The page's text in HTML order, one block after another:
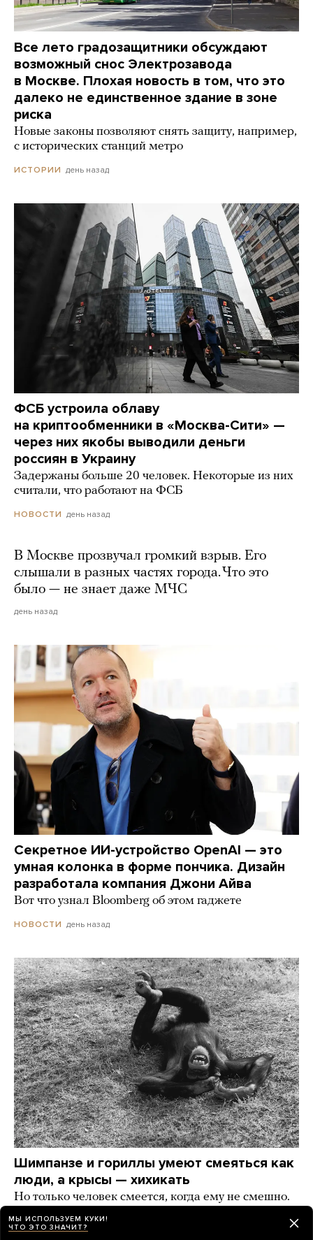
Все лето градозащитники обсуждают
возможный снос Электрозавода
в Москве. Плохая новость в том, что это
далеко не единственное здание в зоне
риска
Новые законы позволяют снять защиту, например,
с исторических станций метро
ИСТОРИИ день назад
ФСБ устроила облаву
на криптообменники в «Москва-Сити» —
через них якобы выводили деньги
россиян в Украину
Задержаны больше 20 человек. Некоторые из них
считали, что работают на ФСБ
НОВОСТИ день назад
В Москве прозвучал громкий взрыв. Его
слышали в разных частях города. Что это
было — не знает даже МЧС
день назад
Секретное ИИ-устройство OpenAI — это
умная колонка в форме пончика. Дизайн
разработала компания Джони Айва
Вот что узнал Bloomberg об этом гаджете
НОВОСТИ день назад
Шимпанзе и гориллы умеют смеяться как
люди, а крысы — хихикать
Но только человек смеется, когда ему не смешно.
МЫ ИСПОЛЬЗУЕМ КУКИ!
ЧТО ЭТО ЗНАЧИТ?